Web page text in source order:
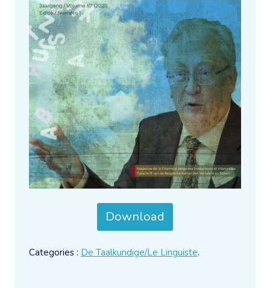
Download
Categories : De Taalkundige/Le Linguiste.